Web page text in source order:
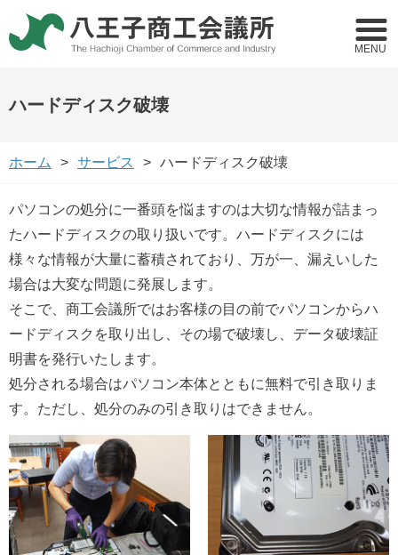
MENU
ハードディスク破壊
ホーム サービス ハードディスク破壊
パソコンの処分に一番頭を悩ますのは大切な情報が詰まっ
たハードディスクの取り扱いです。ハードディスクには
様々な情報が大量に蓄積されており、万が一、漏えいした
場合は大変な問題に発展します。
そこで、商工会議所ではお客様の目の前でパソコンからハ
ードディスクを取り出し、その場で破壊し、データ破壊証
明書を発行いたします。
処分される場合はパソコン本体とともに無料で引き取りま
す。ただし、処分のみの引き取りはできません。